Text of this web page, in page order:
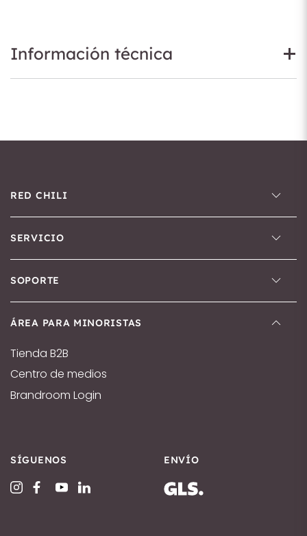
Información técnica
RED CHILI
SERVICIO
SOPORTE
ÁREA PARA MINORISTAS
Tienda B2B
Centro de medios
Brandroom Login
SÍGUENOS ENVÍO